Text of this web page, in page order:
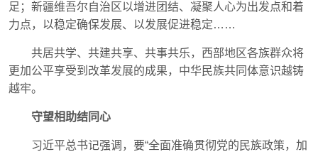
足；新疆维吾尔自治区以增进团结、凝聚人心为出发点和着
力点，以稳定确保发展、以发展促进稳定……
共居共学、共建共享、共事共乐，西部地区各族群众将
更加公平享受到改革发展的成果，中华民族共同体意识越铸
越牢。
守望相助结同心
习近平总书记强调，要“全面准确贯彻党的民族政策，加